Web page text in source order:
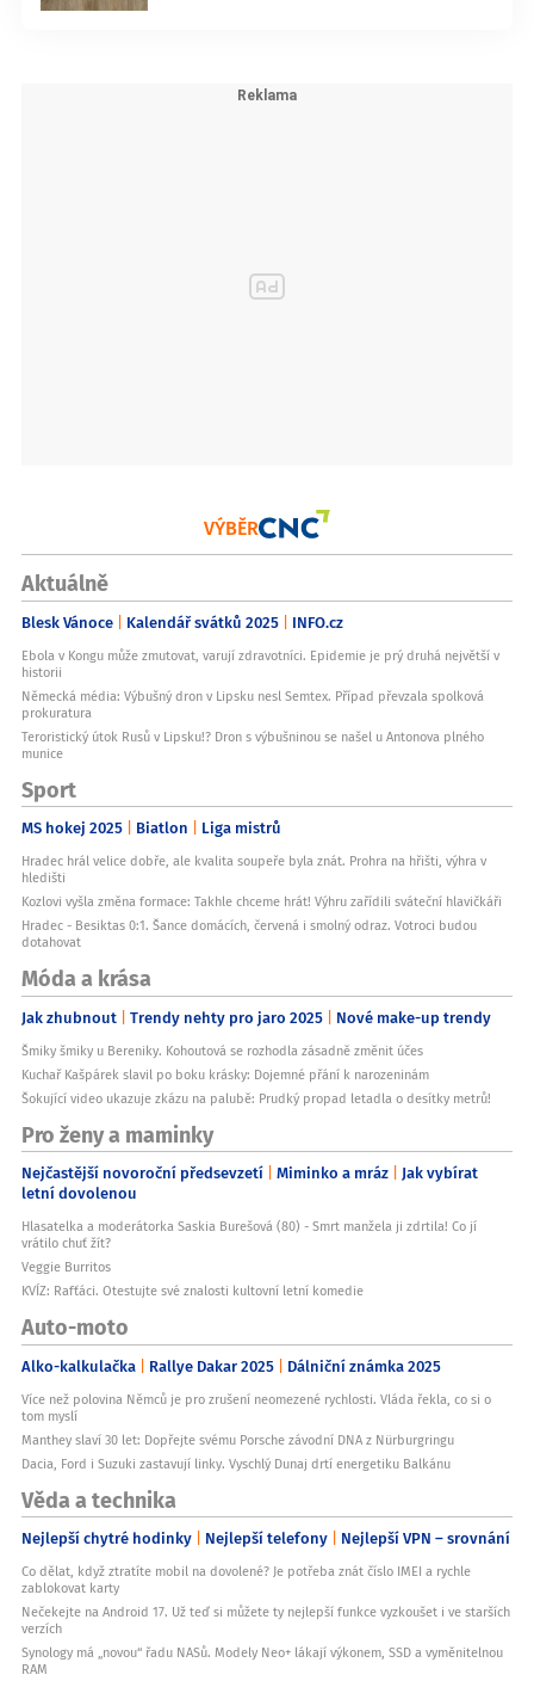
VÝBĚR
Aktuálně
Blesk Vánoce Kalendář svátků 2025 INFO.cz
Ebola v Kongu může zmutovat, varují zdravotníci. Epidemie je prý druhá největší v
historii
Německá média: Výbušný dron v Lipsku nesl Semtex. Případ převzala spolková
prokuratura
Teroristický útok Rusů v Lipsku!? Dron s výbušninou se našel u Antonova plného
munice
Sport
MS hokej 2025 Biatlon Liga mistrů
Hradec hrál velice dobře, ale kvalita soupeře byla znát. Prohra na hřišti, výhra v
hledišti
Kozlovi vyšla změna formace: Takhle chceme hrát! Výhru zařídili sváteční hlavičkáři
Hradec - Besiktas 0:1. Šance domácích, červená i smolný odraz. Votroci budou
dotahovat
Móda a krása
Jak zhubnout Trendy nehty pro jaro 2025 Nové make-up trendy
Šmiky šmiky u Bereniky. Kohoutová se rozhodla zásadně změnit účes
Kuchař Kašpárek slavil po boku krásky: Dojemné přání k narozeninám
Šokující video ukazuje zkázu na palubě: Prudký propad letadla o desítky metrů!
Pro ženy a maminky
Nejčastější novoroční předsevzetí Miminko a mráz Jak vybírat
letní dovolenou
Hlasatelka a moderátorka Saskia Burešová (80) - Smrt manžela ji zdrtila! Co jí
vrátilo chuť žít?
Veggie Burritos
KVÍZ: Rafťáci. Otestujte své znalosti kultovní letní komedie
Auto-moto
Alko-kalkulačka Rallye Dakar 2025 Dálniční známka 2025
Více než polovina Němců je pro zrušení neomezené rychlosti. Vláda řekla, co si o
tom myslí
Manthey slaví 30 let: Dopřejte svému Porsche závodní DNA z Nürburgringu
Dacia, Ford i Suzuki zastavují linky. Vyschlý Dunaj drtí energetiku Balkánu
Věda a technika
Nejlepší chytré hodinky Nejlepší telefony Nejlepší VPN – srovnání
Co dělat, když ztratíte mobil na dovolené? Je potřeba znát číslo IMEI a rychle
zablokovat karty
Nečekejte na Android 17. Už teď si můžete ty nejlepší funkce vyzkoušet i ve starších
verzích
Synology má „novou“ řadu NASů. Modely Neo+ lákají výkonem, SSD a vyměnitelnou
RAM